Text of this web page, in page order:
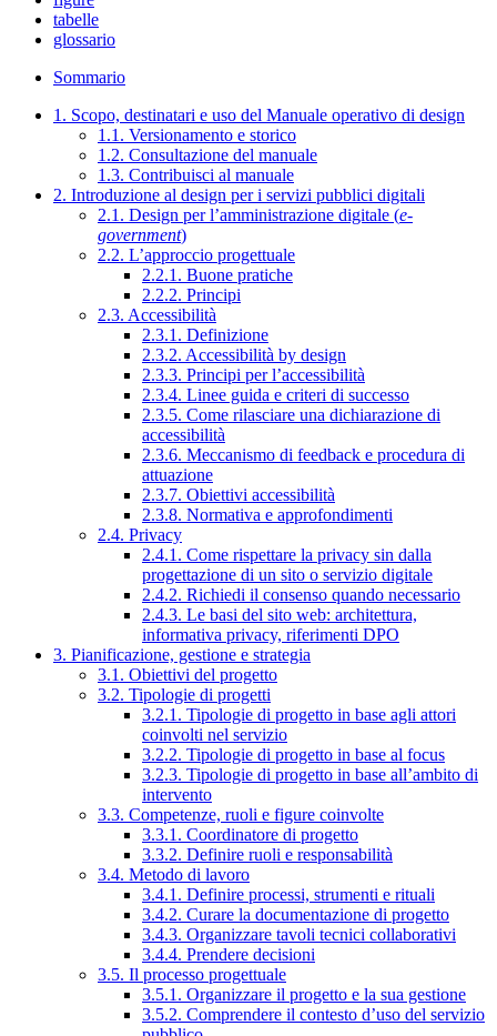
tabelle
glossario
Sommario
1. Scopo, destinatari e uso del Manuale operativo di design
1.1. Versionamento e storico
1.2. Consultazione del manuale
1.3. Contribuisci al manuale
2. Introduzione al design per i servizi pubblici digitali
2.1. Design per l’amministrazione digitale (e-
government)
2.2. L’approccio progettuale
2.2.1. Buone pratiche
2.2.2. Principi
2.3. Accessibilità
2.3.1. Definizione
2.3.2. Accessibilità by design
2.3.3. Principi per l’accessibilità
2.3.4. Linee guida e criteri di successo
2.3.5. Come rilasciare una dichiarazione di
accessibilità
2.3.6. Meccanismo di feedback e procedura di
attuazione
2.3.7. Obiettivi accessibilità
2.3.8. Normativa e approfondimenti
2.4. Privacy
2.4.1. Come rispettare la privacy sin dalla
progettazione di un sito o servizio digitale
2.4.2. Richiedi il consenso quando necessario
2.4.3. Le basi del sito web: architettura,
informativa privacy, riferimenti DPO
3. Pianificazione, gestione e strategia
3.1. Obiettivi del progetto
3.2. Tipologie di progetti
3.2.1. Tipologie di progetto in base agli attori
coinvolti nel servizio
3.2.2. Tipologie di progetto in base al focus
3.2.3. Tipologie di progetto in base all’ambito di
intervento
3.3. Competenze, ruoli e figure coinvolte
3.3.1. Coordinatore di progetto
3.3.2. Definire ruoli e responsabilità
3.4. Metodo di lavoro
3.4.1. Definire processi, strumenti e rituali
3.4.2. Curare la documentazione di progetto
3.4.3. Organizzare tavoli tecnici collaborativi
3.4.4. Prendere decisioni
3.5. Il processo progettuale
3.5.1. Organizzare il progetto e la sua gestione
3.5.2. Comprendere il contesto d’uso del servizio